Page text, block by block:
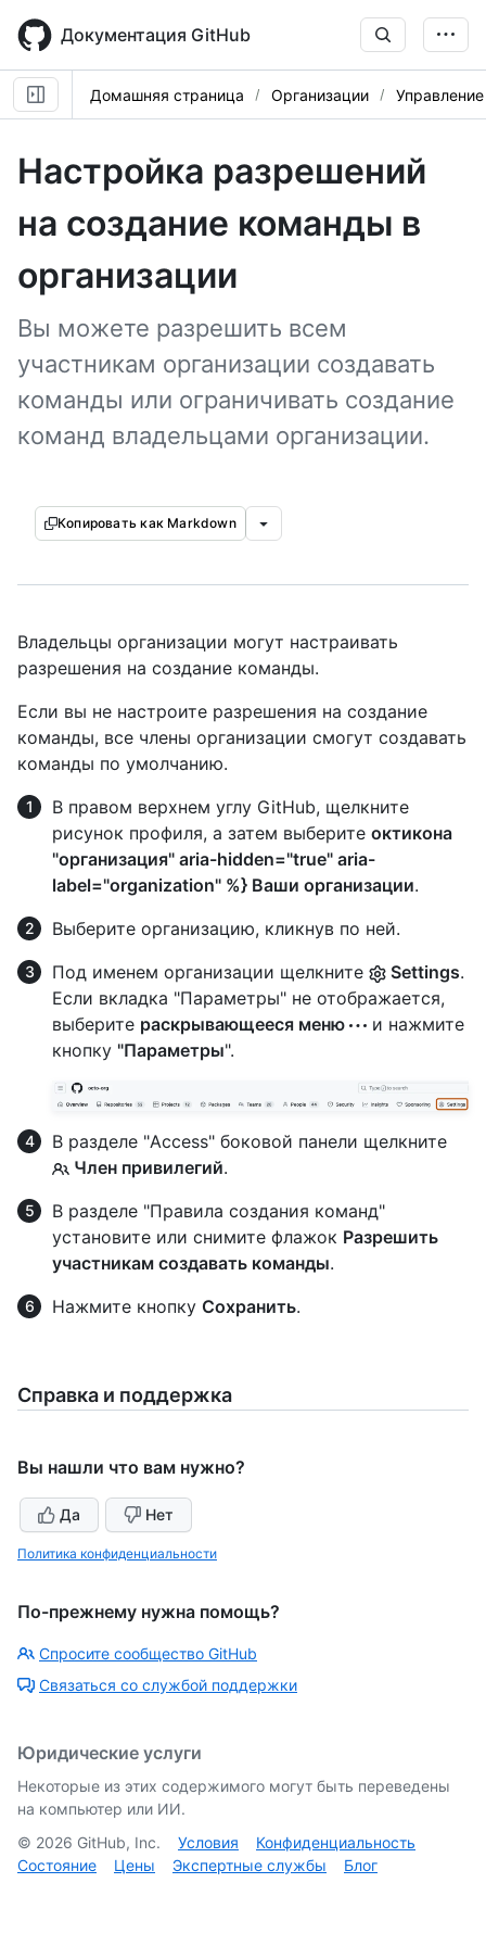
main
content
Документация GitHub
Домашняя страница Организации
Настройка разрешений
на создание команды в
организации
Вы можете разрешить всем
участникам организации создавать
команды или ограничивать создание
команд владельцами организации.
Копировать как Markdown
Владельцы организации могут настраивать
разрешения на создание команды.
Если вы не настроите разрешения на создание
команды, все члены организации смогут создавать
команды по умолчанию.
В правом верхнем углу GitHub, щелкните
рисунок профиля, а затем выберите октикона
"организация" aria-hidden="true" aria-
label="organization" %} Ваши организации.
Выберите организацию, кликнув по ней.
Под именем организации щелкните
Settings.
Если вкладка "Параметры" не отображается,
выберите раскрывающееся меню
и нажмите
кнопку "Параметры".
В разделе "Access" боковой панели щелкните
Член привилегий.
В разделе "Правила создания команд"
установите или снимите флажок Разрешить
участникам создавать команды.
Нажмите кнопку Сохранить.
Справка и поддержка
Вы нашли что вам нужно?
Да Нет
Политика конфиденциальности
По-прежнему нужна помощь?
Спросите сообщество GitHub
Связаться со службой поддержки
Юридические услуги
Некоторые из этих содержимого могут быть переведены
на компьютер или ИИ.
© 2026 GitHub, Inc. Условия
Конфиденциальность
Состояние
Цены Экспертные службы Блог